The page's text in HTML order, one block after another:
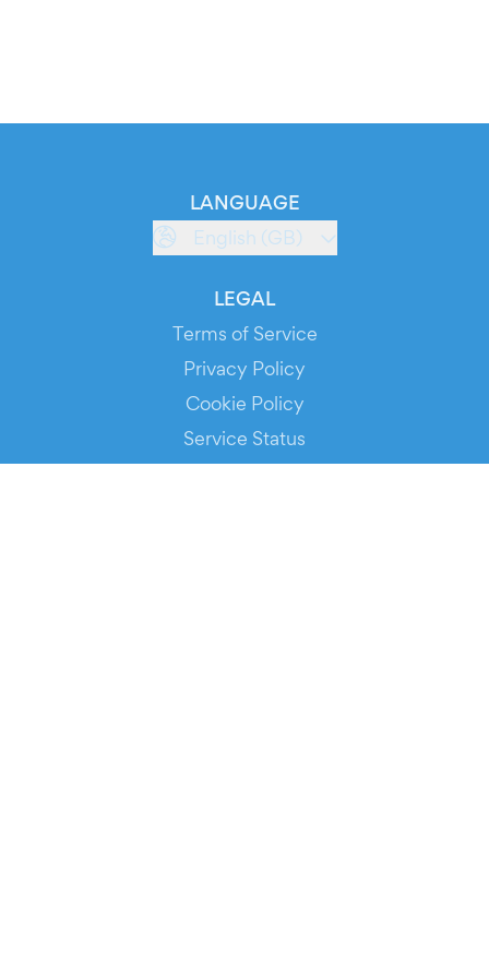
LANGUAGE
English (GB)
LEGAL
Terms of Service
Privacy Policy
Cookie Policy
Service Status